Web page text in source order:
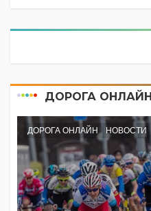
ДОРОГА ОНЛАЙН
ДОРОГА ОНЛАЙН НОВОСТИ